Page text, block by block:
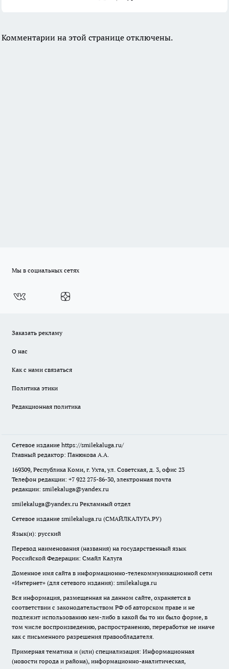
Комментарии на этой странице отключены.
Мы в социальных сетях
Заказать рекламу
О нас
Как с нами связаться
Политика этики
Редакционная политика
Сетевое издание https://smilekaluga.ru/
Главный редактор: Панюкова А.А.
169309, Республика Коми, г. Ухта, ул. Советская, д. 3, офис 23
Телефон редакции: +7 922 275-86-30, электронная почта
редакции: smilekaluga@yandex.ru
smilekaluga@yandex.ru Рекламный отдел
Сетевое издание smilekaluga.ru (СМАЙЛКАЛУГА.РУ)
Язык(и): русский
Перевод наименования (названия) на государственный язык
Российской Федерации: Смайл Калуга
Доменное имя сайта в информационно-телекоммуникационной сети
«Интернет» (для сетевого издания): smilekaluga.ru
Вся информация, размещенная на данном сайте, охраняется в
соответствии с законодательством РФ об авторском праве и не
подлежит использованию кем-либо в какой бы то ни было форме, в
том числе воспроизведению, распространению, переработке не иначе
как с письменного разрешения правообладателя.
Примерная тематика и (или) специализация: Информационная
(новости города и района), информационно-аналитическая,